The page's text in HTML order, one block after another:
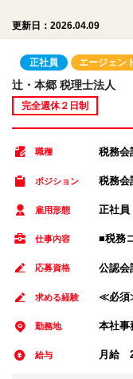
更新日：2026.04.09
正社員 エージェン
辻・本郷 税理士法人
完全週休２日制
職種 税務会
ポジション 税務会
雇用形態 正社員
仕事内容 ■税務
応募資格 公認会
求める経験 ≪必須
勤務地 本社
給与 月給